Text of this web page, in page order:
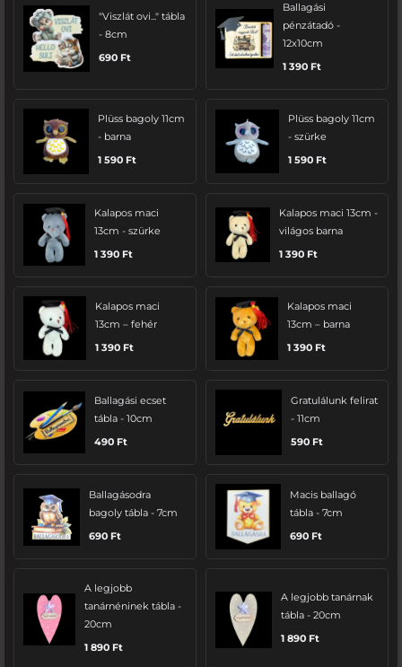
"Viszlát ovi..." tábla
- 8cm
690 Ft
Ballagási
pénzátadó -
12x10cm
1 390 Ft
Plüss bagoly 11cm
- barna
1 590 Ft
Plüss bagoly 11cm
- szürke
1 590 Ft
Kalapos maci
13cm - szürke
1 390 Ft
Kalapos maci 13cm -
világos barna
1 390 Ft
Kalapos maci
13cm – fehér
1 390 Ft
Kalapos maci
13cm – barna
1 390 Ft
Ballagási ecset
tábla - 10cm
490 Ft
Gratulálunk felirat
- 11cm
590 Ft
Ballagásodra
bagoly tábla - 7cm
690 Ft
Macis ballagó
tábla - 7cm
690 Ft
A legjobb
tanárnéninek tábla -
20cm
1 890 Ft
A legjobb tanárnak
tábla - 20cm
1 890 Ft